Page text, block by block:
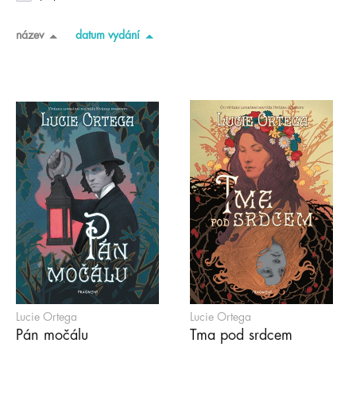
název datum vydání
Lucie Ortega
Pán močálu
Lucie Ortega
Tma pod srdcem